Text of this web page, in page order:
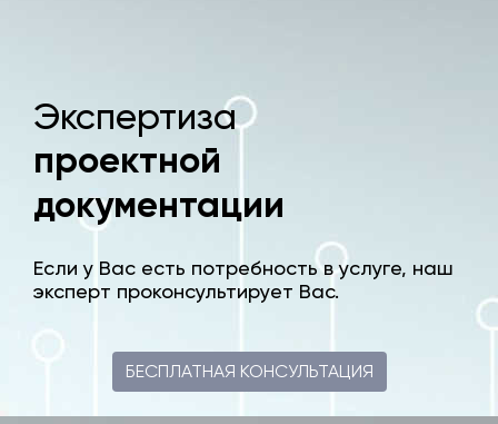
Экспертиза
проектной
документации
Если у Вас есть потребность в услуге, наш
эксперт проконсультирует Вас.
БЕСПЛАТНАЯ КОНСУЛЬТАЦИЯ